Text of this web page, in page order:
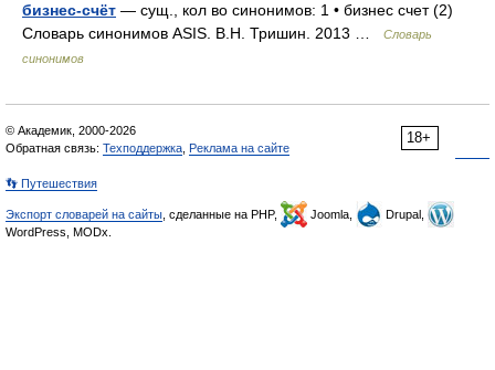
бизнес-счёт — сущ., кол во синонимов: 1 • бизнес счет (2)
Словарь синонимов ASIS. В.Н. Тришин. 2013 …
Словарь
синонимов
18+
© Академик, 2000-2026
Обратная связь: Техподдержка Реклама на сайте
👣 Путешествия
Экспорт словарей на сайты , сделанные на PHP, Joomla,
Drupal,
WordPress, MODx.